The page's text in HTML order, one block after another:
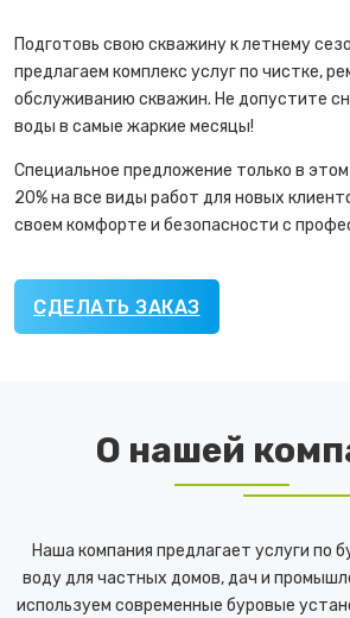
Подготовь свою скважину к летнему
предлагаем комплекс услуг по чистке,
обслуживанию скважин. Не допустите
воды в самые жаркие месяцы!
Специальное предложение только в
20% на все виды работ для новых
своем комфорте и безопасности с
СДЕЛАТЬ ЗАКАЗ
О нашей
Наша компания предлагает услуги по
воду для частных домов, дач и
используем современные буровые